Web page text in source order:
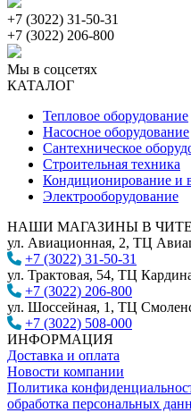
+7 (3022) 31-50-31
+7 (3022) 206-800
Мы в соцсетях
КАТАЛОГ
Тепловое оборудование
Насосное оборудование
Сантехническое
Строительная техника
Кондиционирование и
Электрооборудование
НАШИ МАГАЗИНЫ В ЧИТЕ
ул. Авиационная, 2, ТЦ
+7 (3022) 31-50-31
ул. Трактовая, 54, ТЦ
+7 (3022) 206-800
ул. Шоссейная, 1, ТЦ
+7 (3022) 508-000
ИНФОРМАЦИЯ
Доставка и оплата
Новости компании
Политика
обработка персональных